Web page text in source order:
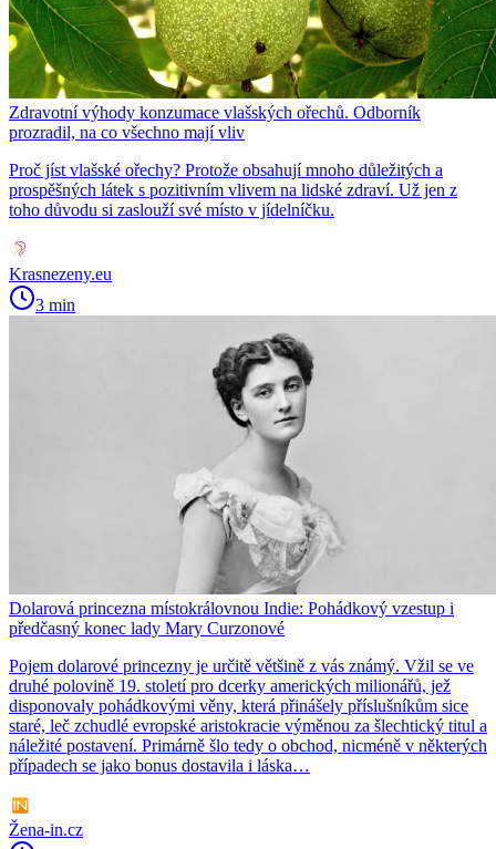
Zdravotní výhody konzumace vlašských ořechů. Odborník
prozradil, na co všechno mají vliv
Proč jíst vlašské ořechy? Protože obsahují mnoho důležitých a
prospěšných látek s pozitivním vlivem na lidské zdraví. Už jen z
toho důvodu si zaslouží své místo v jídelníčku.
Krasnezeny.eu
3 min
Dolarová princezna místokrálovnou Indie: Pohádkový vzestup i
předčasný konec lady Mary Curzonové
Pojem dolarové princezny je určitě většině z vás známý. Vžil se ve
druhé polovině 19. století pro dcerky amerických milionářů, jež
disponovaly pohádkovými věny, která přinášely příslušníkům sice
staré, leč zchudlé evropské aristokracie výměnou za šlechtický titul a
náležité postavení. Primárně šlo tedy o obchod, nicméně v některých
případech se jako bonus dostavila i láska…
Žena-in.cz